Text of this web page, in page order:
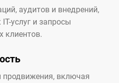
аудитов и внедрений,
услуг и запросы
клиентов.
продвижения, включая